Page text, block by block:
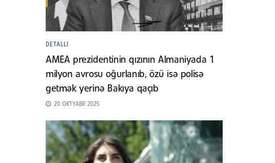
DETALLI
AMEA prezidentinin qızının Almaniyada 1
milyon avrosu oğurlanıb, özü isə polisə
getmək yerinə Bakıya qaçıb
20 OKTYABR 2025